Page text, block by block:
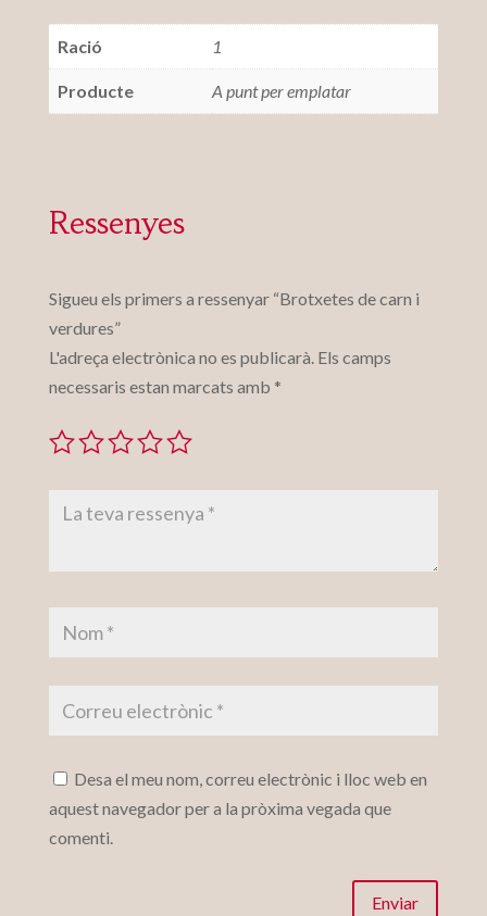
Ració 1
Producte A punt per emplatar
Ressenyes
Sigueu els primers a ressenyar “Brotxetes de carn i
verdures”
L'adreça electrònica no es publicarà. Els camps
necessaris estan marcats amb *
Desa el meu nom, correu electrònic i lloc web en
aquest navegador per a la pròxima vegada que
comenti.
Enviar